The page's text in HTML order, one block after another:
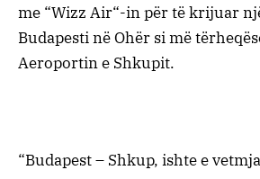
me “Wizz Air“-in për të krijuar
Budapesti në Ohër si më
Aeroportin e Shkupit.
“Budapest – Shkup, ishte e